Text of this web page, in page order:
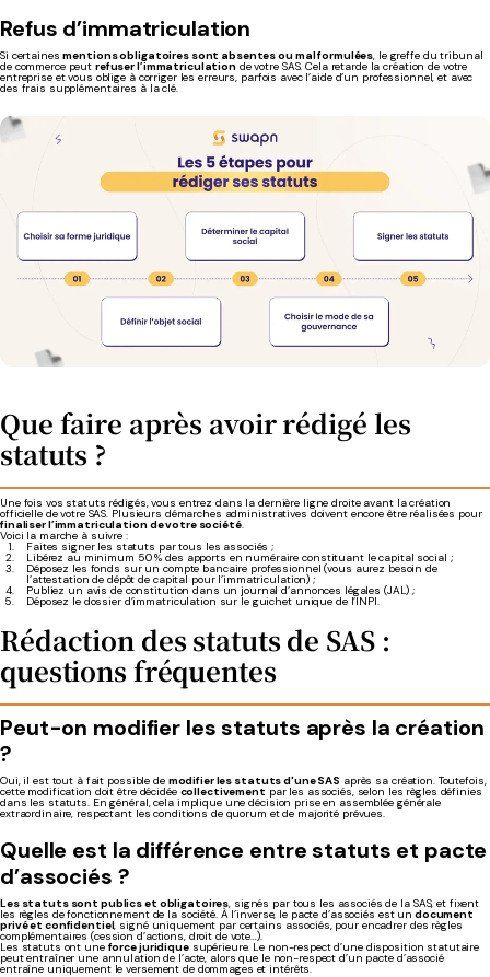
Refus d’immatriculation
Si certainesmentions obligatoires sont absentes ou mal formulées, le greffe du tribunal
de commerce peut refuser l’immatriculationde votre SAS. Cela retarde la création de votre
entreprise et vous oblige à corriger les erreurs, parfois avec l’aide d’un professionnel, et avec
des frais supplémentaires à la clé.
Que faire après avoir rédigé les
statuts ?
Une fois vos statuts rédigés, vous entrez dans la dernière ligne droite avant la création
officielle de votre SAS. Plusieurs démarches administratives doivent encore être réalisées pour
finaliser l’immatriculation de votre société.
Voici la marche à suivre :
Faites signer les statuts par tous les associés ;
Libérez au minimum 50 % des apports en numéraire constituant le capital social ;
Déposez les fonds sur un compte bancaire professionnel (vous aurez besoin de
l’attestation de dépôt de capital pour l’immatriculation) ;
Publiez un avis de constitution dans un journal d’annonces légales (JAL) ;
Déposez le dossier d’immatriculation sur le guichet unique de l’INPI.
Rédaction des statuts de SAS :
questions fréquentes
Peut-on modifier les statuts après la création
?
Oui, il est tout à fait possible de modifier les statuts d'une SAS après sa création. Toutefois,
cette modification doit être décidée collectivement par les associés, selon les règles définies
dans les statuts. En général, cela implique une décision prise en assemblée générale
extraordinaire, respectant les conditions de quorum et de majorité prévues.
Quelle est la différence entre statuts et pacte
d’associés ?
Les statuts sont publics et obligatoires, signés par tous les associés de la SAS, et fixent
les règles de fonctionnement de la société. À l’inverse, le pacte d’associés est un document
privé et confidentiel, signé uniquement par certains associés, pour encadrer des règles
complémentaires (cession d’actions, droit de vote…).
Les statuts ont une force juridiquesupérieure. Le non-respect d’une disposition statutaire
peut entraîner une annulation de l’acte, alors que le non-respect d’un pacte d’associé
entraîne uniquement le versement de dommages et intérêts.